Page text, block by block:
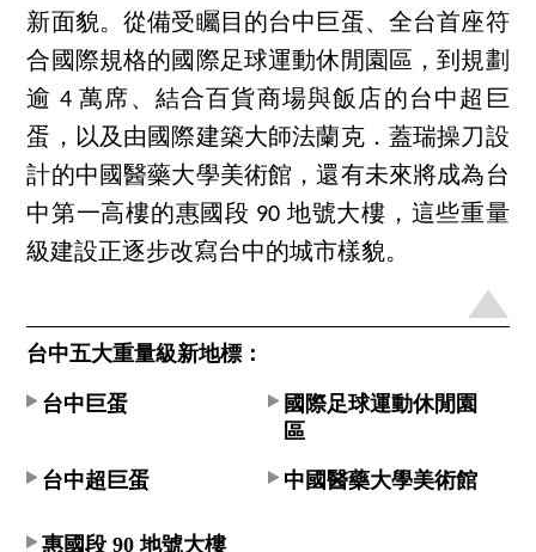
新面貌。從備受矚目的台中巨蛋、全台首座符
合國際規格的國際足球運動休閒園區，到規劃
逾 4 萬席、結合百貨商場與飯店的台中超巨
蛋，以及由國際建築大師法蘭克．蓋瑞操刀設
計的中國醫藥大學美術館，還有未來將成為台
中第一高樓的惠國段 90 地號大樓，這些重量
級建設正逐步改寫台中的城市樣貌。
台中五大重量級新地標：
台中巨蛋
國際足球運動休閒園
區
台中超巨蛋 中國醫藥大學美術館
惠國段 90 地號大樓